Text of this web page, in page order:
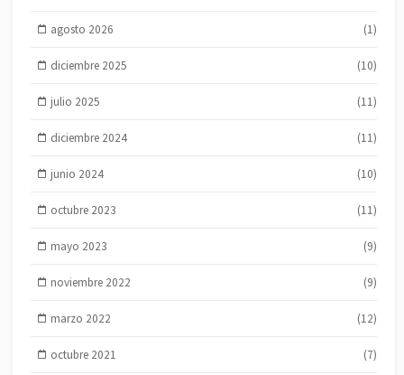
agosto 2026 (1)
diciembre 2025 (10)
julio 2025 (11)
diciembre 2024 (11)
junio 2024 (10)
octubre 2023 (11)
mayo 2023 (9)
noviembre 2022 (9)
marzo 2022 (12)
octubre 2021 (7)